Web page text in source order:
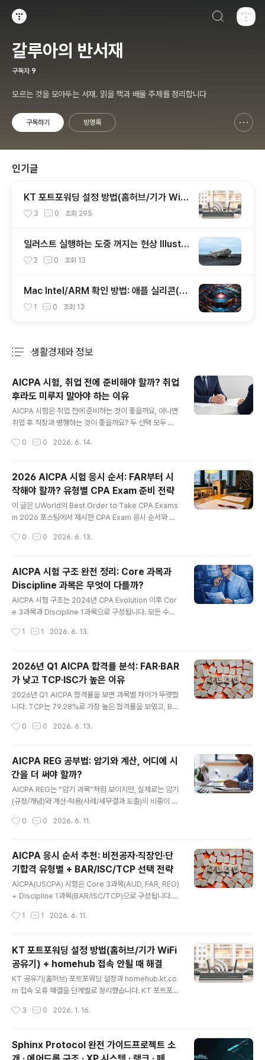
갈루아의 반서재
구독자 9
모르는 것을 모아두는 서재. 읽을 책과 배울 주제를 정리합니다
구독하기 방명록
인기글
KT 포트포워딩 설정 방법(홈허브/기가 WiFi
공유기) + homehub 접속 안될 때 해결
3 0 조회 295
일러스트 실행하는 도중 꺼지는 현상 Illustr
ator CS starts up but shuts down im
2 0 조회 13
Mac Intel/ARM 확인 방법: 애플 실리콘(M
1/M2/M3)인지 인텔인지 10초만에
1 0 조회 13
생활경제와 정보
AICPA 시험, 취업 전에 준비해야 할까? 취업
후라도 미루지 말아야 하는 이유
AICPA 시험은 취업 전에 준비하는 것이 좋을까요, 아니면
취업 후 직장과 병행하는 것이 좋을까요? 두 선택 모두 장
속 미루지 않고, 자신의 상황에 맞는 현실적인 계획을 세워
학습에 집중하기 좋음취업 후 준비: 실무 경험을 바탕으로
감사·세무·회계 개념을 이해하기 좋음국내 수험생 주의점:
비전공자·회계 기초 부족·영어 원문 문제 부담이 있다면 더
많은 학습량과 관리가 필요함직장인 수험생: 이미 일하고
함핵심 결론: 가장 나쁜 선택은 취업 전도, 취업 후도 아니
0 0 2026. 6. 14.
2026 AICPA 시험 응시 순서: FAR부터 시
작해야 할까? 유형별 CPA Exam 준비 전략
이 글은 UWorld의 Best Order to Take CPA Exams
in 2026 포스팅에서 제시한 CPA Exam 응시 순서와 수
과목 순서를 재구성한 내용입니다. 2026년 CPA Exam
rld의 Best Order to Take CPA Exams in 2026에서
제시한 CPA Exam 응시 순서 전략을 참고해, FAR → AU
D → REG → Discipline 기본 흐름과 수험생 유형별 AI
CPA 시험 순서를 정리한 내용입니다. 빠른 요약 | 2026
0 0 2026. 6. 13.
AICPA 시험 구조 완전 정리: Core 과목과
Discipline 과목은 무엇이 다를까?
AICPA 시험 구조는 2024년 CPA Evolution 이후 Cor
e 3과목과 Discipline 1과목으로 구성됩니다. 모든 수험
C, TCP 중 하나를 선택해 총 4개 섹션에 합격해야 합니
ne의 차이, MCQ·TBS 문제 유형, AICPA Exam Bluepr
ints와 NASBA Candidate Guide의 중요성을 정리합
니다. 빠른 요약(3분) | AICPA 시험 구조 핵심전체 구조:
Core 3과목 + Discipline 1과목 = 총 4과목 합격Core
필수 과목: AUD, FAR, REGDiscipline 선택 과목: BAR,
1 1 2026. 6. 13.
2026년 Q1 AICPA 합격률 분석: FAR·BAR
가 낮고 TCP·ISC가 높은 이유
2026년 Q1 AICPA 합격률을 보면 과목별 차이가 뚜렷합
니다. TCP는 79.28%로 가장 높은 합격률을 보였고, BA
서는 CPA Exam 과목별 합격률을 바탕으로 FAR, AUD,
격률 핵심가장 높은 합격률: TCP 79.28%높은 합격률 구
간: ISC 66.79%, REG 66.65%중간 이하 구간: AUD 4
7.80%낮은 합격률 구간: FAR 43.46%, BAR 41.30%
전략적 해석: 합격률만 보고 선택하지 말고 FAR→BAR, A
부터..
0 0 2026. 6. 13.
AICPA REG 공부법: 암기와 계산, 어디에 시
간을 더 써야 할까?
AICPA REG는 “암기 과목”처럼 보이지만, 실제로는 암기
(규정/개념)와 계산·적용(사례/세무결과 도출)의 비중이 영
V는 계산·적용 중심으로 접근해야 점수가 빨리 오릅니다.
별 특성을 바탕으로 “암기 vs 계산” 시간 배분을 실전적으
로 정리합니다. 빠른 요약(1분) | REG 암기 vs 계산, 결론
은 이거암기/이해 중심: Area I(윤리·세무절차), Area II(B
usiness Law) → 플래시카드·요약노트·반복 MCQ계산/
적용 중심: Area III(자산거래), Area IV(개인세), Area V
0 0 2026. 6. 11.
AICPA 응시 순서 추천: 비전공자·직장인·단
기합격 유형별 + BAR/ISC/TCP 선택 전략
AICPA(USCPA) 시험은 Core 3과목(AUD, FAR, REG)
+ Discipline 1과목(BAR/ISC/TCP)으로 구성됩니다.
C/TCP 중 무엇이 유리한지”는 초반에 가장 큰 고민입니
흐름을 기준으로 비전공자·직장인·단기 합격 유형별 추천
순서와 Discipline 선택 전략을 정리합니다. 빠른 요약(3
분) | AICPA 응시 순서 & Discipline(BAR/ISC/TCP)
선택정답 순서는 없지만, Discipline 선택이 전체 순서를
사실상 결정합니다.연결 흐름: REG→TCP(세법) / AUD
1 1 2026. 6. 11.
KT 포트포워딩 설정 방법(홈허브/기가 WiFi
공유기) + homehub 접속 안될 때 해결
KT 공유기(홈허브) 포트포워딩 설정과 homehub.kt.co
m 접속 오류 해결을 단계별로 정리했습니다. KT 포트포워
공유기 포트포워딩은 설정 자체보다 홈허브 관리자 페이지
글은 아래 순서로 접속 → 로그인 → 포트포워딩 → 외부접
속 확인까지 한 번에 정리합니다. 빠른 요약(5분 완성) | K
3 0 2026. 1. 16.
Sphinx Protocol 완전 가이드프로젝트 소